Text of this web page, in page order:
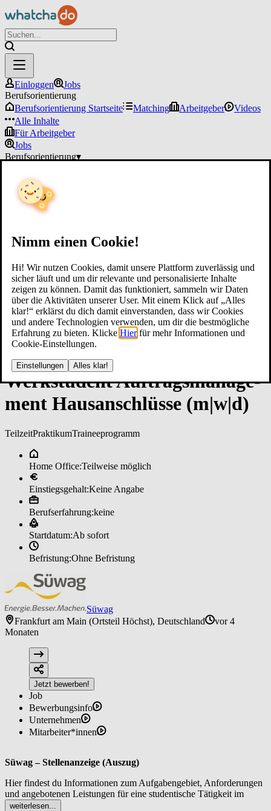
Nimm einen Cookie!
Hi! Wir nutzen Cookies, damit unsere Plattform zuverlässig und
sicher läuft und um dir relevante und personalisierte Inhalte
zeigen zu können. Damit das funktioniert, sammeln wir Daten
über die Aktivitäten unserer User. Mit einem Klick auf „Alles
klar!“ erklärst du dich damit einverstanden, dass wir Cookies
und andere Technologien verwenden, um dir die bestmögliche
Erfahrung zu bieten. Klicke Hier für mehr Informationen und
Cookie-Einstellungen.
Einstellungen Alles klar!
Einloggen
Jobs
Berufsorientierung
Berufsorientierung Startseite
Matching Arbeitgeber
Videos
Alle Inhalte
Für Arbeitgeber
Jobs
Berufsorientierung▾
Werk­stu­den­t Auf­trags­ma­nage­
men­t Haus­an­schlüs­se (m|w|d)
TeilzeitPraktikumTraineeprogramm
Home Office:Teilweise möglich
Einstiegsgehalt:Keine Angabe
Berufserfahrung:keine
Startdatum:Ab sofort
Befristung:Ohne Befristung
Süwag
Frankfurt am Main (Ortsteil Höchst), Deutschland
vor 4
Monaten
Jetzt bewerben!
Job
Bewerbungsinfo
Unternehmen
Mitarbeiter*innen
Süwag – Stellenanzeige (Auszug)
Hier findest du Informationen zum Aufgabengebiet, Anforderungen
und angebotenen Leistungen für eine studentische Tätigkeit im
Bereich Hausanschlüsse bei der Süwag.
weiterlesen...